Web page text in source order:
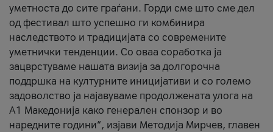
уметноста до сите граѓани. Горди сме што сме дел
од фестивал што успешно ги комбинира
наследството и традицијата со современите
уметнички тенденции. Со оваа соработка ја
зацврстуваме нашата визија за долгорочна
поддршка на културните иницијативи и со големо
задоволство ја најавуваме продолжената улога на
A1 Македонија како генерален спонзор и во
наредните години“, изјави Методија Мирчев, главен